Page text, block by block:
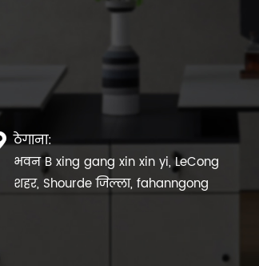
ठेगाना:
भवन B xing gang xin xin yi, LeCong
शहर, Shourde जिल्ला, fahanngong